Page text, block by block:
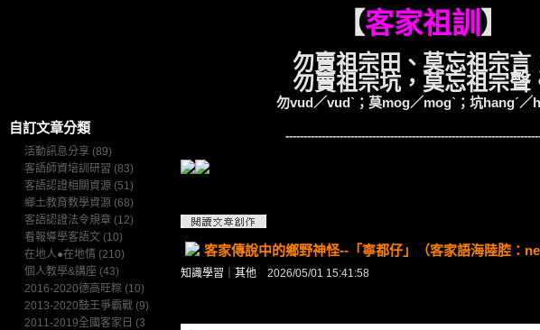
自訂文章分類
活動訊息分享 (89)
客語師資培訓研習 (83)
客語認證相關資源 (51)
鄉土教育教學資源 (68)
客語認證法令規章 (12)
看報導學客語文 (10)
在地人●在地情 (210)
個人教學&講座 (43)
2016-2020德高旺粽 (10)
2013-2020鼓王爭霸戰 (9)
2011-2019全國客家日 (3
【客家祖訓 】
勿賣祖宗田、莫忘祖宗言
勿賣祖宗坑，莫忘祖宗聲
勿vud／vudˋ；莫mog／mogˋ；坑hangˊ／
客家傳說中的鄉野神怪--「寧都仔」（客家語海陸腔：
知識學習 其他 2026/05/01 15:41:58